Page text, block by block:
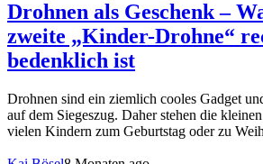
Drohnen als Geschenk –
zweite „Kinder-Drohne“
bedenklich ist
Drohnen sind ein ziemlich cooles Gadget
auf dem Siegeszug. Daher stehen die
vielen Kindern zum Geburtstag oder zu